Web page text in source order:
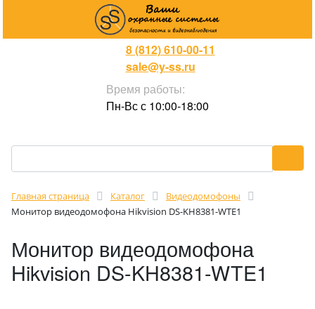
8 (812) 610-00-11
sale@y-ss.ru
Время работы:
Пн-Вс с 10:00-18:00
Главная страница Каталог
Видеодомофоны
Монитор видеодомофона Hikvision DS-KH8381-WTE1
Монитор видеодомофона
Hikvision DS-KH8381-WTE1